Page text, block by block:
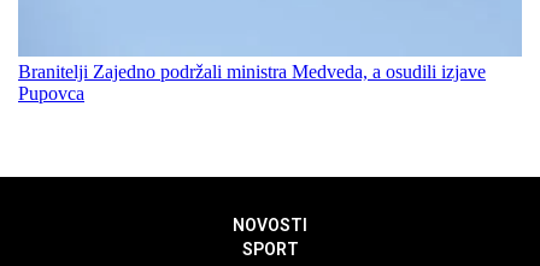
Branitelji Zajedno podržali ministra Medveda, a osudili izjave
Pupovca
NOVOSTI
SPORT